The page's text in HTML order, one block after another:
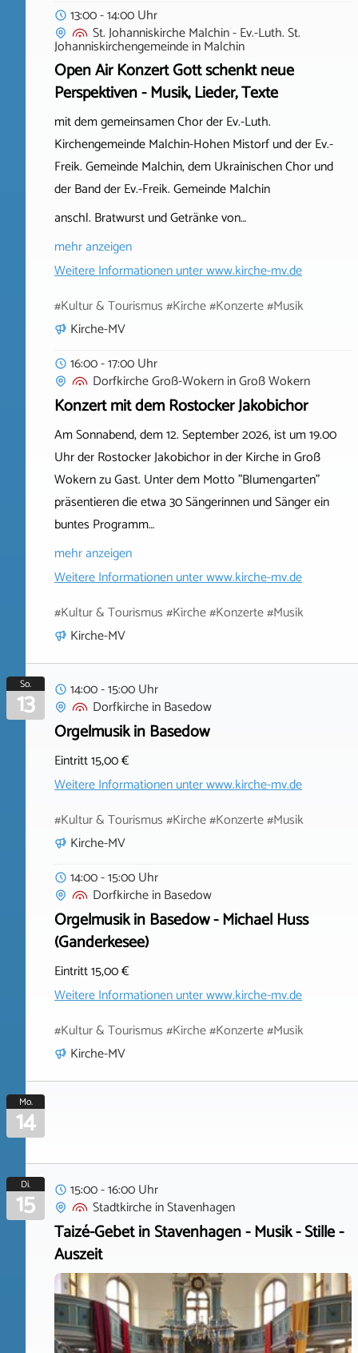
13:00 - 14:00 Uhr
St. Johanniskirche Malchin - Ev.-Luth. St.
JohanniskirchengemeindeinMalchin
Open Air Konzert Gott schenkt neue
Perspektiven - Musik, Lieder, Texte
mit dem gemeinsamen Chor der Ev.-Luth.
Kirchengemeinde Malchin-Hohen Mistorf und der Ev.-
Freik. Gemeinde Malchin, dem Ukrainischen Chor und
der Band der Ev.-Freik. Gemeinde Malchin
anschl. Bratwurst und Getränke von…
mehr anzeigen
Weitere Informationen unterwww.kirche-mv.de
#Kultur & Tourismus #Kirche #Konzerte #Musik
Kirche-MV
16:00 - 17:00 Uhr
Dorfkirche Groß-WokerninGroß Wokern
Konzert mit dem Rostocker Jakobichor
Am Sonnabend, dem 12. September 2026, ist um 19.00
Uhr der Rostocker Jakobichor in der Kirche in Groß
Wokern zu Gast. Unter dem Motto "Blumengarten"
präsentieren die etwa 30 Sängerinnen und Sänger ein
buntes Programm…
mehr anzeigen
Weitere Informationen unterwww.kirche-mv.de
#Kultur & Tourismus #Kirche #Konzerte #Musik
Kirche-MV
So.
13
14:00 - 15:00 Uhr
DorfkircheinBasedow
Orgelmusik in Basedow
Eintritt 15,00 €
Weitere Informationen unterwww.kirche-mv.de
#Kultur & Tourismus #Kirche #Konzerte #Musik
Kirche-MV
14:00 - 15:00 Uhr
DorfkircheinBasedow
Orgelmusik in Basedow - Michael Huss
(Ganderkesee)
Eintritt 15,00 €
Weitere Informationen unterwww.kirche-mv.de
#Kultur & Tourismus #Kirche #Konzerte #Musik
Kirche-MV
Mo.
14
Di.
15
15:00 - 16:00 Uhr
StadtkircheinStavenhagen
Taizé-Gebet in Stavenhagen - Musik - Stille -
Auszeit